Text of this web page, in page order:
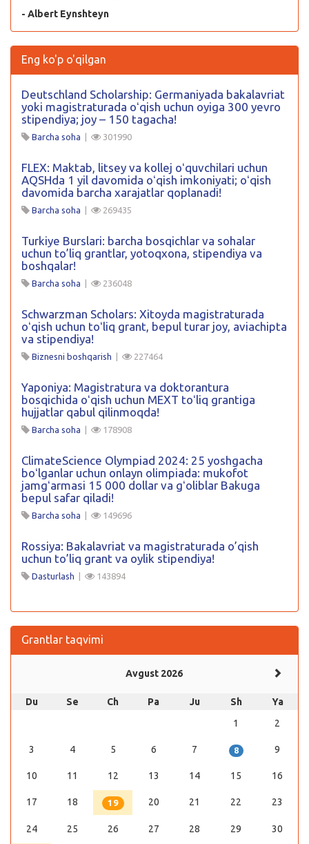
- Albert Eynshteyn
Eng ko'p o'qilgan
Deutschland Scholarship: Germaniyada bakalavriat
yoki magistraturada oʻqish uchun oyiga 300 yevro
stipendiya; joy – 150 tagacha!
Barcha soha 301990
FLEX: Maktab, litsey va kollej oʻquvchilari uchun
AQSHda 1 yil davomida oʻqish imkoniyati; oʻqish
davomida barcha xarajatlar qoplanadi!
Barcha soha 269435
Turkiye Burslari: barcha bosqichlar va sohalar
uchun to’liq grantlar, yotoqxona, stipendiya va
boshqalar!
Barcha soha 236048
Schwarzman Scholars: Xitoyda magistraturada
oʻqish uchun toʻliq grant, bepul turar joy, aviachipta
va stipendiya!
Biznesni boshqarish 227464
Yaponiya: Magistratura va doktorantura
bosqichida oʻqish uchun MEXT toʻliq grantiga
hujjatlar qabul qilinmoqda!
Barcha soha 178908
ClimateScience Olympiad 2024: 25 yoshgacha
boʻlganlar uchun onlayn olimpiada: mukofot
jamgʻarmasi 15 000 dollar va gʻoliblar Bakuga
bepul safar qiladi!
Barcha soha 149696
Rossiya: Bakalavriat va magistraturada o’qish
uchun to’liq grant va oylik stipendiya!
Dasturlash 143894
Grantlar taqvimi
Avgust 2026
Du Se Ch Pa Ju Sh
Ya
1
2
3 4 5 6 7 8 9
10 11 12 13 14 15 16
17 18 19 20 21 22 23
24 25 26 27 28 29 30